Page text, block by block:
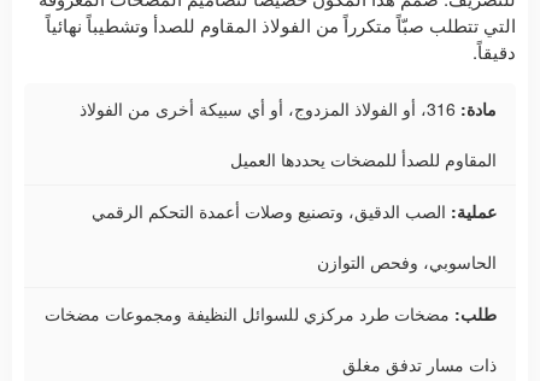
التي تتطلب صبّاً متكرراً من الفولاذ المقاوم للصدأ وتشطيباً نهائياً
دقيقاً.
مادة: 316، أو الفولاذ المزدوج، أو أي سبيكة أخرى من الفولاذ
المقاوم للصدأ للمضخات يحددها العميل
عملية: الصب الدقيق، وتصنيع وصلات أعمدة التحكم الرقمي
الحاسوبي، وفحص التوازن
طلب: مضخات طرد مركزي للسوائل النظيفة ومجموعات مضخات
ذات مسار تدفق مغلق